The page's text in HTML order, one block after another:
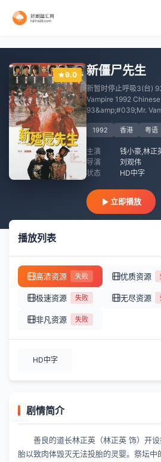
9.0 新僵尸先生
新暂时停止呼吸3(台)
Vampire 1992
93&amp;#039;Mr.
1992 香港 粤语
主演
导演
刘观伟
状态
HD中字
立即播放
播放列表
高清资源 失败 优质资源
极速资源 失败 无尽资源
非凡资源 失败
HD中字
剧情简介
善良的道长林正英（林正英 饰）开
胎以致肉体毁灭无法投胎的灵婴。祭坛中
HD国语
HD
正片
HD中字
高清
HD中字